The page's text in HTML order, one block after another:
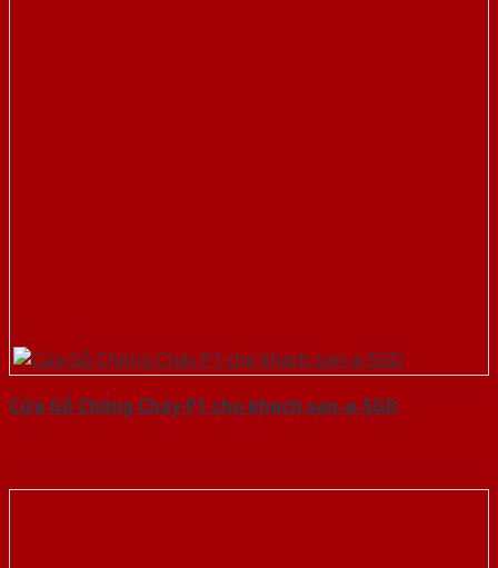
Cửa Gỗ Chống Cháy P1 cho khach san-a-SGD